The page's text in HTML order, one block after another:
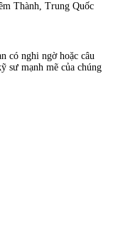
Thành, Trung Quốc
có nghi ngờ hoặc câu
sư mạnh mẽ của chúng